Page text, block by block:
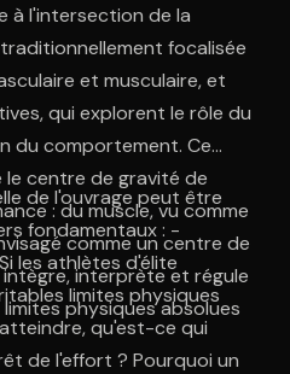
à l'intersection de la
focalisée
et musculaire, et
qui explorent le rôle du
du comportement. Ce
le centre de gravité de
: du muscle, vu comme
comme un centre de
interprète et régule
physiques absolues
de l'ouvrage peut être
fondamentaux : -
les athlètes d'élite
limites physiques
qu'est-ce qui
de l'effort ? Pourquoi un